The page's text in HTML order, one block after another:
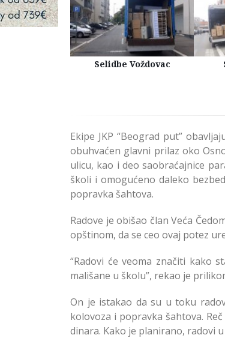
Selidbe Voždovac
Ekipe JKP “Beograd put”
obuhvaćen glavni prilaz oko
ulicu, kao i deo saobraćajnice
školi i omogućeno daleko
popravka šahtova.
Radove je obišao član Veća
opštinom, da se ceo ovaj potez
“Radovi će veoma značiti kako
mališane u školu”, rekao je
On je istakao da su u toku
kolovoza i popravka šahtova.
dinara. Kako je planirano, radovi